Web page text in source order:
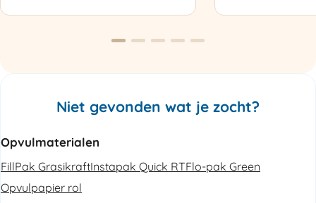
Refurbished
aantal
Niet gevonden wat je zocht?
Opvulmaterialen
FillPak GrasikraftInstapak Quick RTFlo-pak Green
Opvulpapier rol